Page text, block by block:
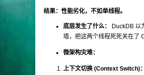
结果：性能劣化，不如单线程。
底层发生了什么： DuckDB 以
墙，把这两个线程死死关在了
微架构灾难：
上下文切换 (Context Switch)：